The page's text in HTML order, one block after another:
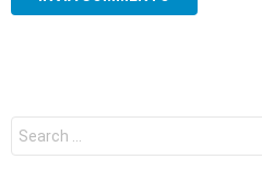
for: